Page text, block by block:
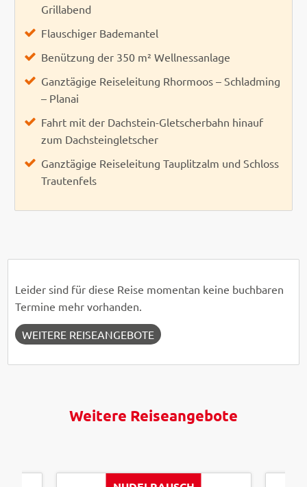
Grillabend
Flauschiger Bademantel
Benützung der 350 m² Wellnessanlage
Ganztägige Reiseleitung Rhormoos – Schladming
– Planai
Fahrt mit der Dachstein-Gletscherbahn hinauf
zum Dachsteingletscher
Ganztägige Reiseleitung Tauplitzalm und Schloss
Trautenfels
Leider sind für diese Reise momentan keine buchbaren
Termine mehr vorhanden.
WEITERE REISEANGEBOTE
Weitere Reiseangebote